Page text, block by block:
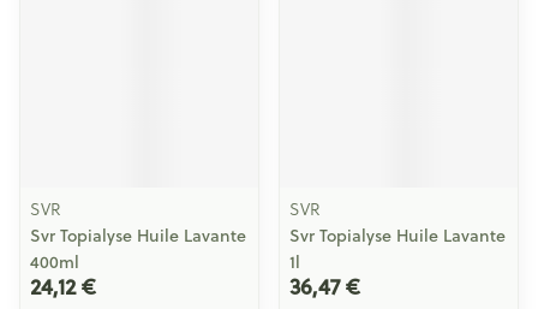
SVR
Svr Topialyse Huile Lavante
400ml
24,12 €
SVR
Svr Topialyse Huile Lavante
1l
36,47 €